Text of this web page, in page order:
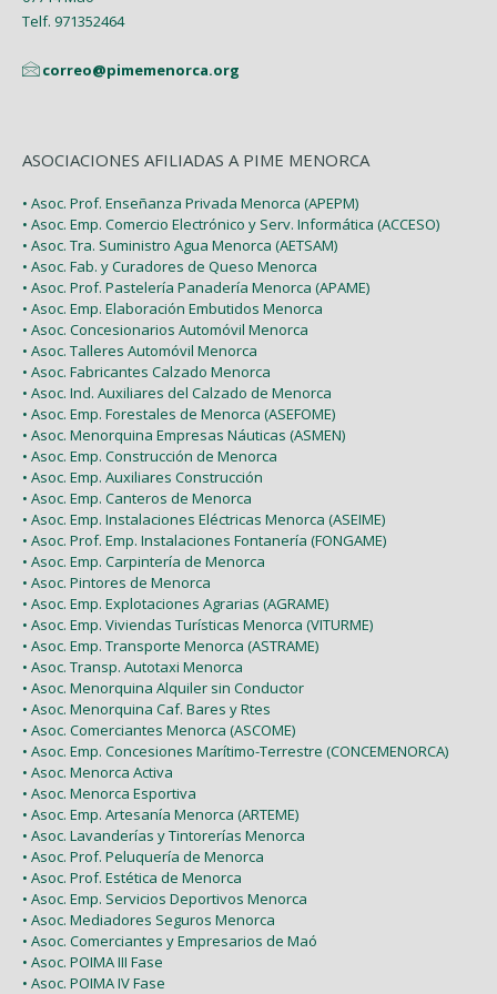
Enero (2)
Telf. 971352464
correo@pimemenorca.org
ASOCIACIONES AFILIADAS A PIME MENORCA
• Asoc. Prof. Enseñanza Privada Menorca (APEPM)
• Asoc. Emp. Comercio Electrónico y Serv. Informática (ACCESO)
• Asoc. Tra. Suministro Agua Menorca (AETSAM)
• Asoc. Fab. y Curadores de Queso Menorca
• Asoc. Prof. Pastelería Panadería Menorca (APAME)
• Asoc. Emp. Elaboración Embutidos Menorca
• Asoc. Concesionarios Automóvil Menorca
• Asoc. Talleres Automóvil Menorca
• Asoc. Fabricantes Calzado Menorca
• Asoc. Ind. Auxiliares del Calzado de Menorca
• Asoc. Emp. Forestales de Menorca (ASEFOME)
• Asoc. Menorquina Empresas Náuticas (ASMEN)
• Asoc. Emp. Construcción de Menorca
• Asoc. Emp. Auxiliares Construcción
• Asoc. Emp. Canteros de Menorca
• Asoc. Emp. Instalaciones Eléctricas Menorca (ASEIME)
• Asoc. Prof. Emp. Instalaciones Fontanería (FONGAME)
• Asoc. Emp. Carpintería de Menorca
• Asoc. Pintores de Menorca
• Asoc. Emp. Explotaciones Agrarias (AGRAME)
• Asoc. Emp. Viviendas Turísticas Menorca (VITURME)
• Asoc. Emp. Transporte Menorca (ASTRAME)
• Asoc. Transp. Autotaxi Menorca
• Asoc. Menorquina Alquiler sin Conductor
• Asoc. Menorquina Caf. Bares y Rtes
• Asoc. Comerciantes Menorca (ASCOME)
• Asoc. Emp. Concesiones Marítimo-Terrestre (CONCEMENORCA)
• Asoc. Menorca Activa
• Asoc. Menorca Esportiva
• Asoc. Emp. Artesanía Menorca (ARTEME)
• Asoc. Lavanderías y Tintorerías Menorca
• Asoc. Prof. Peluquería de Menorca
• Asoc. Prof. Estética de Menorca
• Asoc. Emp. Servicios Deportivos Menorca
• Asoc. Mediadores Seguros Menorca
• Asoc. Comerciantes y Empresarios de Maó
• Asoc. POIMA III Fase
• Asoc. POIMA IV Fase